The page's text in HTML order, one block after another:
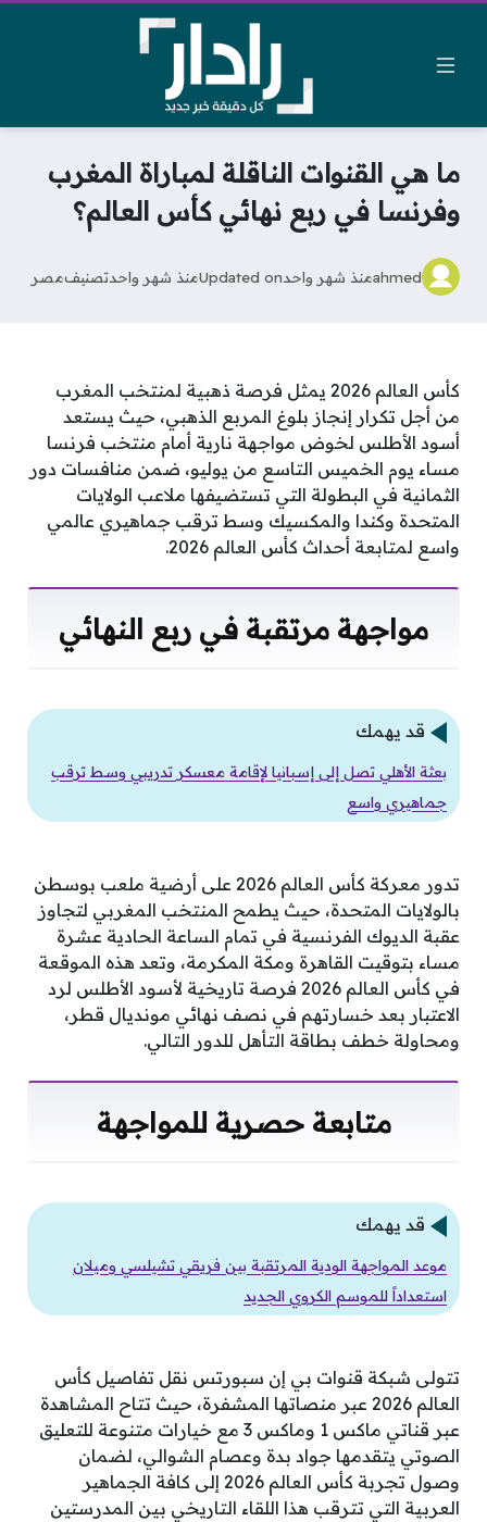
ما هي القنوات الناقلة لمباراة المغرب
وفرنسا في ربع نهائي كأس العالم؟
ahmedمنذ شهر واحدUpdated onمنذ شهر واحدتصنيفمصر
كأس العالم 2026 يمثل فرصة ذهبية لمنتخب المغرب
من أجل تكرار إنجاز بلوغ المربع الذهبي، حيث يستعد
أسود الأطلس لخوض مواجهة نارية أمام منتخب فرنسا
مساء يوم الخميس التاسع من يوليو، ضمن منافسات دور
الثمانية في البطولة التي تستضيفها ملاعب الولايات
المتحدة وكندا والمكسيك وسط ترقب جماهيري عالمي
واسع لمتابعة أحداث كأس العالم 2026.
مواجهة مرتقبة في ربع النهائي
قد يهمك
بعثة الأهلي تصل إلى إسبانيا لإقامة معسكر تدريبي وسط ترقب
جماهيري واسع
تدور معركة كأس العالم 2026 على أرضية ملعب بوسطن
بالولايات المتحدة، حيث يطمح المنتخب المغربي لتجاوز
عقبة الديوك الفرنسية في تمام الساعة الحادية عشرة
مساء بتوقيت القاهرة ومكة المكرمة، وتعد هذه الموقعة
في كأس العالم 2026 فرصة تاريخية لأسود الأطلس لرد
الاعتبار بعد خسارتهم في نصف نهائي مونديال قطر،
ومحاولة خطف بطاقة التأهل للدور التالي.
متابعة حصرية للمواجهة
قد يهمك
موعد المواجهة الودية المرتقبة بين فريقي تشيلسي وميلان
استعداداً للموسم الكروي الجديد
تتولى شبكة قنوات بي إن سبورتس نقل تفاصيل كأس
العالم 2026 عبر منصاتها المشفرة، حيث تتاح المشاهدة
عبر قناتي ماكس 1 وماكس 3 مع خيارات متنوعة للتعليق
الصوتي يتقدمها جواد بدة وعصام الشوالي، لضمان
وصول تجربة كأس العالم 2026 إلى كافة الجماهير
العربية التي تترقب هذا اللقاء التاريخي بين المدرستين